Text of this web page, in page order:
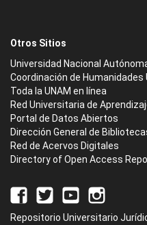
Otros Sitios
Universidad Nacional
Coordinación de Humanidades
Toda la UNAM en línea
Red Universitaria de
Portal de Datos Abiertos
Dirección General de
Red de Acervos Digitales
Directory of Open Access
Repositorio Universitario